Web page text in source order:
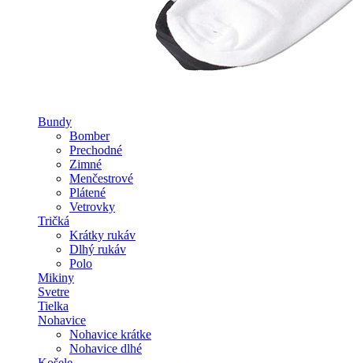
Bundy
Bomber
Prechodné
Zimné
Menčestrové
Plátené
Vetrovky
Tričká
Krátky rukáv
Dlhý rukáv
Polo
Mikiny
Svetre
Tielka
Nohavice
Nohavice krátke
Nohavice dlhé